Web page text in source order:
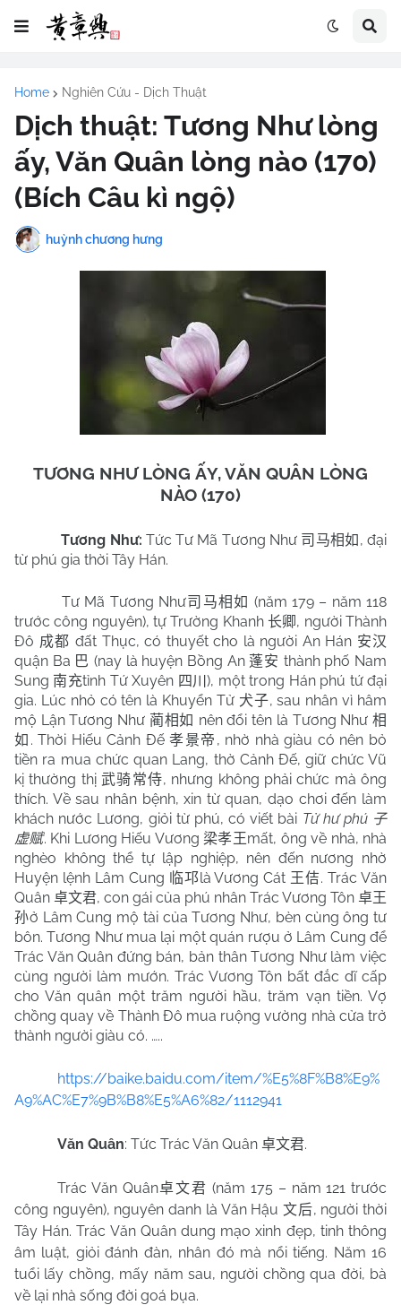
Home Nghiên Cứu - Dịch Thuật
Dịch thuật: Tương Như lòng
ấy, Văn Quân lòng nào (170)
(Bích Câu kì ngộ)
huỳnh chương hưng
TƯƠNG NHƯ LÒNG ẤY, VĂN QUÂN LÒNG
NÀO (170)
Tương Như: Tức Tư Mã Tương Như 司马相如 , đại
từ phú gia thời Tây Hán.
Tư Mã Tương Như司马相如 (năm 179 – năm 118
trước công nguyên), tự Trường Khanh 长卿, người Thành
Đô 成都 đất Thục, có thuyết cho là người An Hán 安汉
quận Ba 巴 (nay là huyện Bồng An 蓬安 thành phố Nam
Sung 南充tỉnh Tứ Xuyên 四川), một trong Hán phú tứ đại
gia. Lúc nhỏ có tên là Khuyển Tử 犬子, sau nhân vì hâm
mộ Lận Tương Như 蔺相如 nên đổi tên là Tương Như相
如 . Thời Hiếu Cảnh Đế孝景帝 , nhờ nhà giàu có nên bỏ
tiền ra mua chức quan Lang, thờ Cảnh Đế, giữ chức Vũ
kị thường thị 武骑常侍, nhưng không phải chức mà ông
thích. Về sau nhân bệnh, xin từ quan, dạo chơi đến làm
khách nước Lương, giỏi từ phú, có viết bài Tử hư phú 子
虚赋. Khi Lương Hiếu Vương 梁孝王mất, ông về nhà, nhà
nghèo không thể tự lập nghiệp, nên đến nương nhờ
Huyện lệnh Lâm Cung
临邛là Vương Cát 王佶. Trác Văn
Quân 卓文君, con gái của phú nhân Trác Vương Tôn 卓王
孙ở Lâm Cung mộ tài của Tương Như, bèn cùng ông tư
bôn. Tương Như mua lại một quán rượu ở Lâm Cung để
Trác Văn Quân đứng bán, bản thân Tương Như làm việc
cùng người làm mướn. Trác Vương Tôn bất đắc dĩ cấp
cho Văn quân một trăm người hầu, trăm vạn tiền. Vợ
chồng quay về Thành Đô mua ruộng vường nhà cửa trở
thành người giàu có. …..
https://baike.baidu.com/item/%E5%8F%B8%E9%
A9%AC%E7%9B%B8%E5%A6%82/1112941
Văn Quân: Tức Trác Văn Quân 卓文君.
Trác Văn Quân卓文君 (năm 175 – năm 121 trước
công nguyên), nguyên danh là Văn Hậu文后, người thời
Tây Hán. Trác Văn Quân dung mạo xinh đẹp, tinh thông
âm luật, giỏi đánh đàn, nhân đó mà nổi tiếng. Năm 16
tuổi lấy chồng, mấy năm sau, người chồng qua đời, bà
về lại nhà sống đời goá bụa.